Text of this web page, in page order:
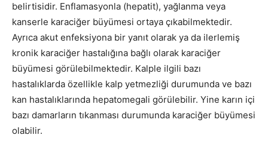
belirtisidir. Enflamasyonla (hepatit), yağlanma veya
kanserle karaciğer büyümesi ortaya çıkabilmektedir.
Ayrıca akut enfeksiyona bir yanıt olarak ya da ilerlemiş
kronik karaciğer hastalığına bağlı olarak karaciğer
büyümesi görülebilmektedir. Kalple ilgili bazı
hastalıklarda özellikle kalp yetmezliği durumunda ve bazı
kan hastalıklarında hepatomegali görülebilir. Yine karın içi
bazı damarların tıkanması durumunda karaciğer büyümesi
olabilir.